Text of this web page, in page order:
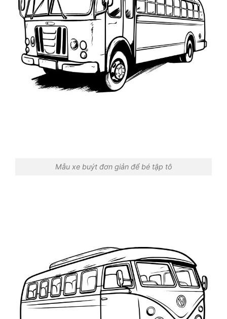
Mẫu xe buýt đơn giản để bé tập tô